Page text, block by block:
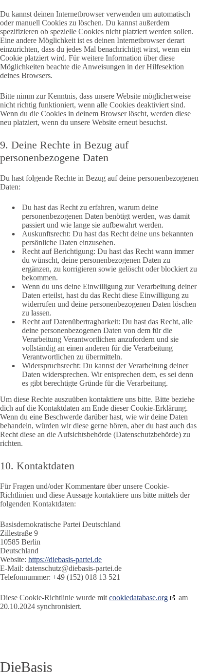
Du kannst deinen Internetbrowser verwenden um automatisch
oder manuell Cookies zu löschen. Du kannst außerdem
spezifizieren ob spezielle Cookies nicht platziert werden sollen.
Eine andere Möglichkeit ist es deinen Internetbrowser derart
einzurichten, dass du jedes Mal benachrichtigt wirst, wenn ein
Cookie platziert wird. Für weitere Information über diese
Möglichkeiten beachte die Anweisungen in der Hilfesektion
deines Browsers.
Bitte nimm zur Kenntnis, dass unsere Website möglicherweise
nicht richtig funktioniert, wenn alle Cookies deaktiviert sind.
Wenn du die Cookies in deinem Browser löscht, werden diese
neu platziert, wenn du unsere Website erneut besuchst.
9. Deine Rechte in Bezug auf
personenbezogene Daten
Du hast folgende Rechte in Bezug auf deine personenbezogenen
Daten:
Du hast das Recht zu erfahren, warum deine
personenbezogenen Daten benötigt werden, was damit
passiert und wie lange sie aufbewahrt werden.
Auskunftsrecht: Du hast das Recht deine uns bekannten
persönliche Daten einzusehen.
Recht auf Berichtigung: Du hast das Recht wann immer
du wünscht, deine personenbezogenen Daten zu
ergänzen, zu korrigieren sowie gelöscht oder blockiert zu
bekommen.
Wenn du uns deine Einwilligung zur Verarbeitung deiner
Daten erteilst, hast du das Recht diese Einwilligung zu
widerrufen und deine personenbezogenen Daten löschen
zu lassen.
Recht auf Datenübertragbarkeit: Du hast das Recht, alle
deine personenbezogenen Daten von dem für die
Verarbeitung Verantwortlichen anzufordern und sie
vollständig an einen anderen für die Verarbeitung
Verantwortlichen zu übermitteln.
Widerspruchsrecht: Du kannst der Verarbeitung deiner
Daten widersprechen. Wir entsprechen dem, es sei denn
es gibt berechtigte Gründe für die Verarbeitung.
Um diese Rechte auszuüben kontaktiere uns bitte. Bitte beziehe
dich auf die Kontaktdaten am Ende dieser Cookie-Erklärung.
Wenn du eine Beschwerde darüber hast, wie wir deine Daten
behandeln, würden wir diese gerne hören, aber du hast auch das
Recht diese an die Aufsichtsbehörde (Datenschutzbehörde) zu
richten.
10. Kontaktdaten
Für Fragen und/oder Kommentare über unsere Cookie-
Richtlinien und diese Aussage kontaktiere uns bitte mittels der
folgenden Kontaktdaten:
Basisdemokratische Partei Deutschland
Zillestraße 9
10585 Berlin
Deutschland
Website: https://diebasis-partei.de
E-Mail: datenschutz@diebasis-partei.de
Telefonnummer: +49 (152) 018 13 521
Diese Cookie-Richtlinie wurde mit cookiedatabase.org
am
20.10.2024 synchronisiert.
DieBasis